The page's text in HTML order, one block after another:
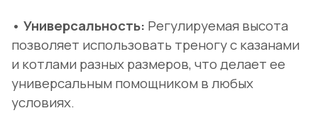
• Универсальность: Регулируемая высота
позволяет использовать треногу с казанами
и котлами разных размеров, что делает ее
универсальным помощником в любых
условиях.